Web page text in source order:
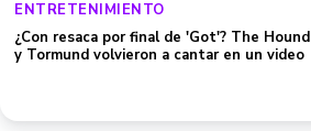
ENTRETENIMIENTO
¿Con resaca por final de 'Got'? The Hound
y Tormund volvieron a cantar en un video